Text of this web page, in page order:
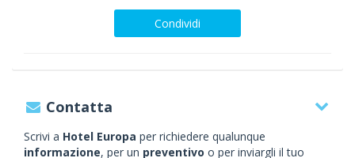
Condividi
Contatta
Scrivi a Hotel Europa per richiedere qualunque
informazione, per un preventivo o per inviargli il tuo